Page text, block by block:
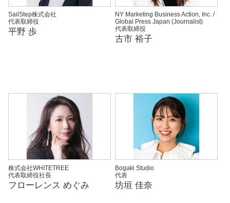
SailStep株式会社
代表取締役
平野 歩
NY Marketing Business Action, Inc. /
Global Press Japan (Journalist)
代表取締役
古市 裕子
株式会社WHITETREE
代表取締役社長
フローレンス めぐみ
Bogaki Studio
代表
坊垣 佳奈